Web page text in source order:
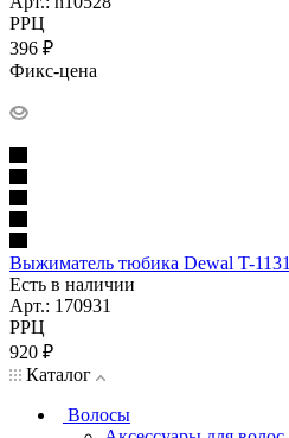
РРЦ
396 ₽
Фикс-цена
Выжиматель тюбика Dewal T-1131
Есть в наличии
Арт.: 170931
РРЦ
920 ₽
Каталог
Волосы